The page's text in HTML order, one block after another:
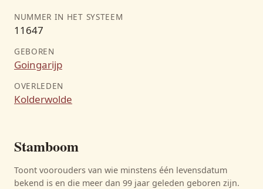
NUMMER IN HET SYSTEEM
11647
GEBOREN
Goingarijp
OVERLEDEN
Kolderwolde
Stamboom
Toont voorouders van wie minstens één levensdatum
bekend is en die meer dan 99 jaar geleden geboren zijn.